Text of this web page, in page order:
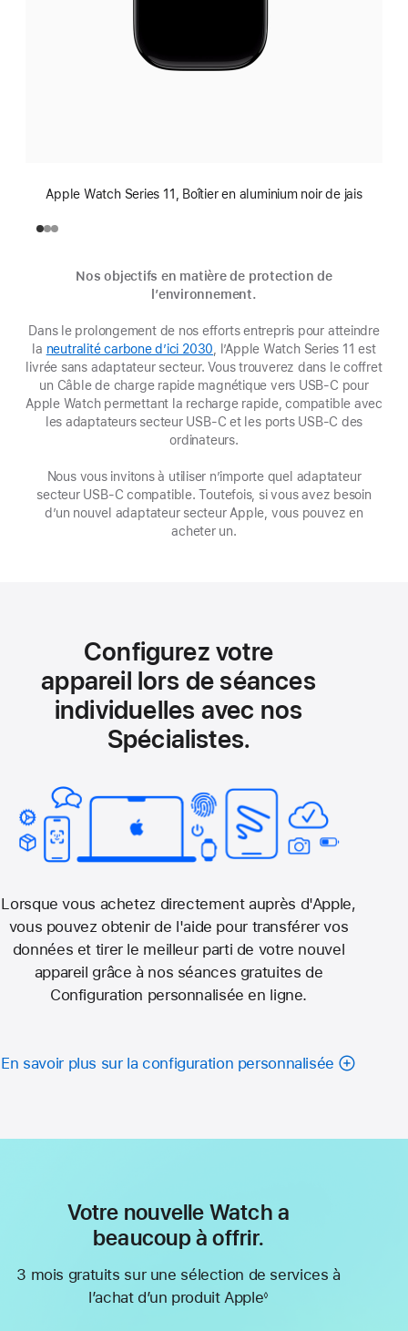
Apple Watch Series 11, Boîtier en aluminium noir de jais
Nos objectifs en matière de protection de
l’environnement.
Dans le prolongement de nos efforts entrepris pour atteindre
la neutralité carbone d’ici 2030 (s’ouvre
dans
une
nouvelle
fenêtre)
, l’Apple Watch Series 11 est
livrée sans adaptateur secteur. Vous trouverez dans le coffret
un Câble de charge rapide magnétique vers USB‑C pour
Apple Watch permettant la recharge rapide, compatible avec
les adaptateurs secteur USB-C et les ports USB-C des
ordinateurs.
Nous vous invitons à utiliser n’importe quel adaptateur
secteur USB‑C compatible. Toutefois, si vous avez besoin
d’un nouvel adaptateur secteur Apple, vous pouvez en
acheter un.
Configurez votre
appareil lors de séances
individuelles avec nos
Spécialistes.
Lorsque vous achetez directement auprès d'Apple,
vous pouvez obtenir de l'aide pour transférer vos
données et tirer le meilleur parti de votre nouvel
appareil grâce à nos séances gratuites de
Configuration personnalisée en ligne.
En savoir plus sur la configuration personnalisée
Votre nouvelle Watch a
beaucoup à offrir.
3 mois gratuits sur une sélection de services à
l’achat d’un produit Apple◊